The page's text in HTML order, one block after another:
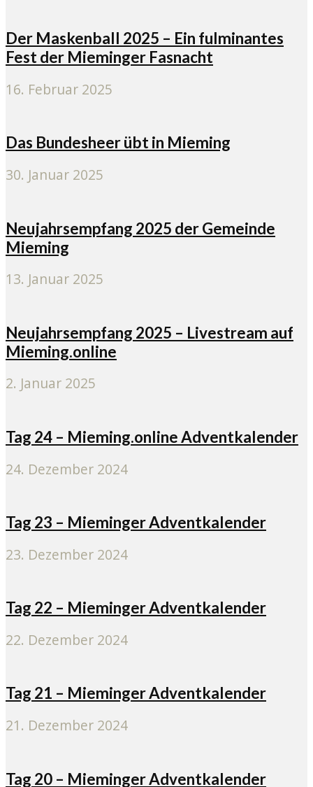
Der Maskenball 2025 – Ein fulminantes
Fest der Mieminger Fasnacht
16. Februar 2025
Das Bundesheer übt in Mieming
30. Januar 2025
Neujahrsempfang 2025 der Gemeinde
Mieming
13. Januar 2025
Neujahrsempfang 2025 – Livestream auf
Mieming.online
2. Januar 2025
Tag 24 – Mieming.online Adventkalender
24. Dezember 2024
Tag 23 – Mieminger Adventkalender
23. Dezember 2024
Tag 22 – Mieminger Adventkalender
22. Dezember 2024
Tag 21 – Mieminger Adventkalender
21. Dezember 2024
Tag 20 – Mieminger Adventkalender